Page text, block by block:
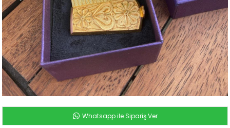
Whatsapp ile Sipariş Ver